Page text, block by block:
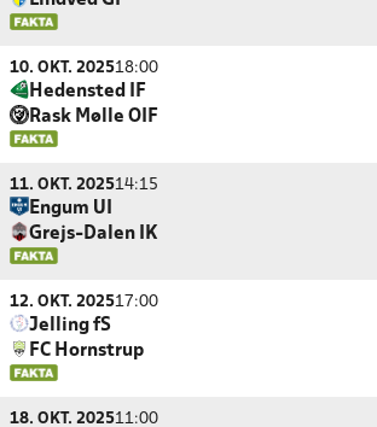
10. OKT. 202518:00
Hedensted IF
Rask Mølle OIF
11. OKT. 202514:15
Engum UI
Grejs-Dalen IK
12. OKT. 202517:00
Jelling fS
FC Hornstrup
18. OKT. 202511:00